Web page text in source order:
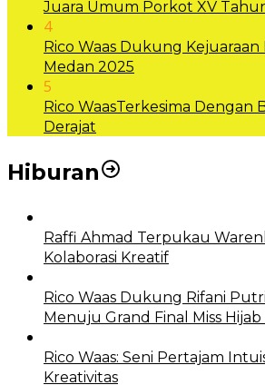
Juara Umum Porkot XV
4
Rico Waas Dukung
Medan 2025
5
Rico WaasTerkesima Dengan
Derajat
Hiburan
Raffi Ahmad Terpukau
Kolaborasi Kreatif
Rico Waas Dukung Rifani
Menuju Grand Final Miss
Rico Waas: Seni Pertajam
Kreativitas